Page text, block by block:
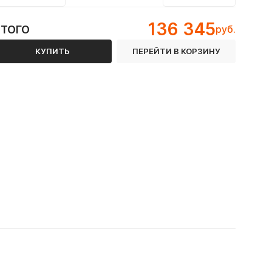
136 345руб.
КУПИТЬ ПЕРЕЙТИ В КОРЗИНУ